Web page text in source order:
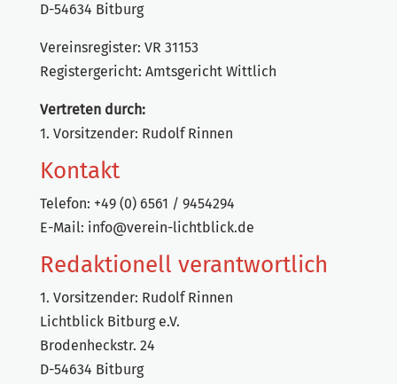
D-54634 Bitburg
Vereinsregister: VR 31153
Registergericht: Amtsgericht Wittlich
Vertreten durch:
1. Vorsitzender: Rudolf Rinnen
Kontakt
Telefon: +49 (0) 6561 / 9454294
E-Mail: info@verein-lichtblick.de
Redaktionell verantwortlich
1. Vorsitzender: Rudolf Rinnen
Lichtblick Bitburg e.V.
Brodenheckstr. 24
D-54634 Bitburg